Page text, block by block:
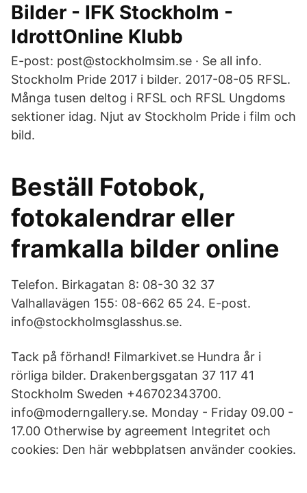
Bilder - IFK Stockholm -
IdrottOnline Klubb
E-post: post@stockholmsim.se · Se all info.
Stockholm Pride 2017 i bilder. 2017-08-05 RFSL.
Många tusen deltog i RFSL och RFSL Ungdoms
sektioner idag. Njut av Stockholm Pride i film och
bild.
Beställ Fotobok,
fotokalendrar eller
framkalla bilder online
Telefon. Birkagatan 8: 08-30 32 37
Valhallavägen 155: 08-662 65 24. E-post.
info@stockholmsglasshus.se.
Tack på förhand! Filmarkivet.se Hundra år i
rörliga bilder. Drakenbergsgatan 37 117 41
Stockholm Sweden +46702343700.
info@moderngallery.se. Monday - Friday 09.00 -
17.00 Otherwise by agreement Integritet och
cookies: Den här webbplatsen använder cookies.